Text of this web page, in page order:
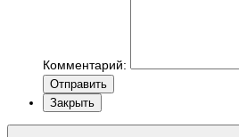
Комментарий:
Отправить
Закрыть